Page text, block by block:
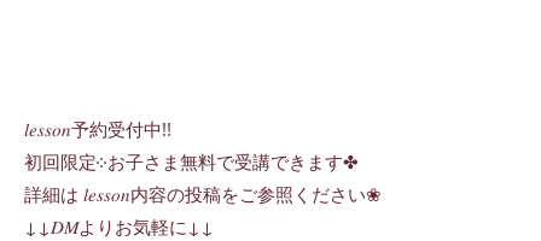
𝑙𝑒𝑠𝑠𝑜𝑛予約受付中!!
初回限定༶お子さま無料で受講できます✤
詳細は 𝑙𝑒𝑠𝑠𝑜𝑛内容の投稿をご参照ください❀
↓↓𝐷𝑀よりお気軽に↓↓